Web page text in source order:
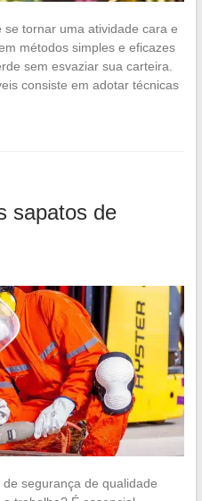
tornar uma atividade cara e
métodos simples e eficazes
sem esvaziar sua carteira.
consiste em adotar técnicas
sapatos de
segurança de qualidade